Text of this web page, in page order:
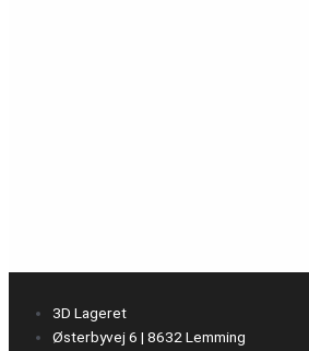
3D Lageret
Østerbyvej 6 | 8632 Lemming